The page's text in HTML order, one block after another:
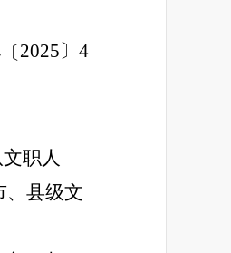
2025〕4
职人
、县级文